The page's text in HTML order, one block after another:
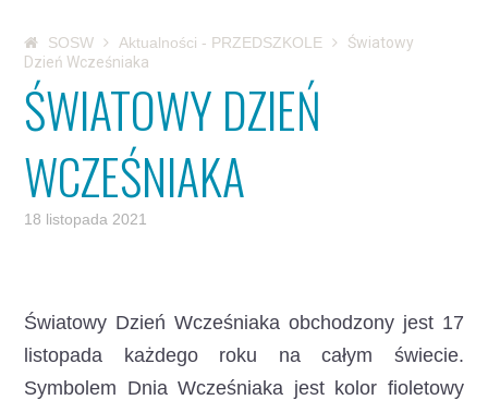
SOSW Aktualności - PRZEDSZKOLE
Światowy
Dzień Wcześniaka
ŚWIATOWY DZIEŃ
WCZEŚNIAKA
18 listopada 2021
Światowy Dzień Wcześniaka obchodzony jest 17
listopada każdego roku na całym świecie.
Symbolem Dnia Wcześniaka jest kolor fioletowy